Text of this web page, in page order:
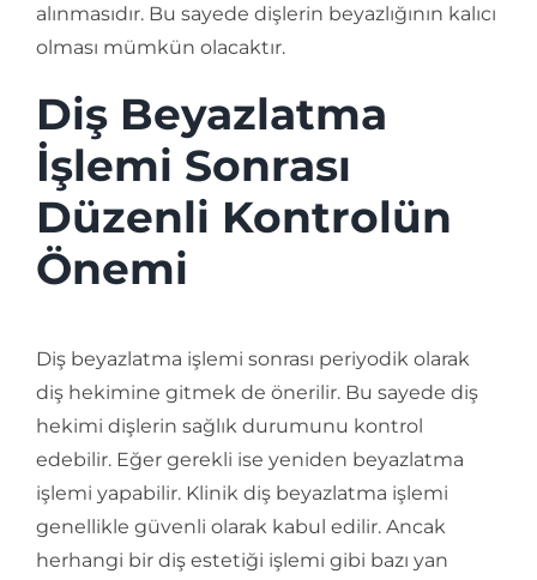
alınmasıdır. Bu sayede dişlerin beyazlığının kalıcı
olması mümkün olacaktır.
Diş Beyazlatma
İşlemi Sonrası
Düzenli Kontrolün
Önemi
Diş beyazlatma işlemi sonrası periyodik olarak
diş hekimine gitmek de önerilir. Bu sayede diş
hekimi dişlerin sağlık durumunu kontrol
edebilir. Eğer gerekli ise yeniden beyazlatma
işlemi yapabilir. Klinik diş beyazlatma işlemi
genellikle güvenli olarak kabul edilir. Ancak
herhangi bir diş estetiği işlemi gibi bazı yan